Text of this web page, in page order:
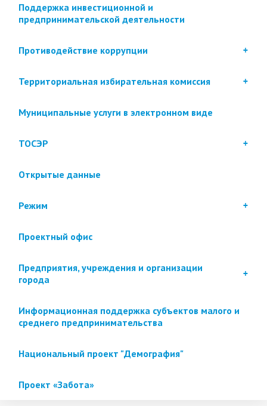
Поддержка инвестиционной и
предпринимательской деятельности
Противодействие коррупции
Территориальная избирательная комиссия
Муниципальные услуги в электронном виде
ТОСЭР
Открытые данные
Режим
Проектный офис
Предприятия, учреждения и организации
города
Информационная поддержка субъектов малого и
среднего предпринимательства
Национальный проект "Демография"
Проект «Забота»